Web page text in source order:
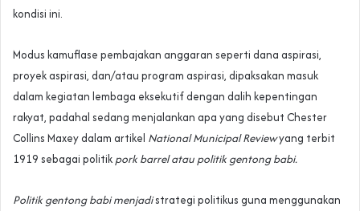
kondisi ini.
Modus kamuflase pembajakan anggaran seperti dana aspirasi,
proyek aspirasi, dan/atau program aspirasi, dipaksakan masuk
dalam kegiatan lembaga eksekutif dengan dalih kepentingan
rakyat, padahal sedang menjalankan apa yang disebut Chester
Collins Maxey dalam artikel National Municipal Reviewyang terbit
1919 sebagai politikpork barrel atau politik gentong babi.
Politik gentong babi menjadistrategi politikus guna menggunakan